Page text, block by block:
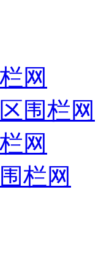
网
围栏网
网
栏网